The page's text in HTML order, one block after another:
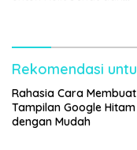
Rekomendasi
Rahasia Cara Membuat
Tampilan Google Hitam
dengan Mudah